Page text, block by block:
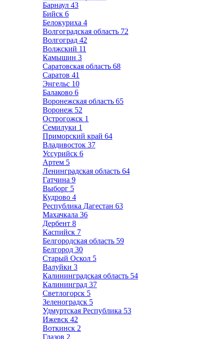
Барнаул 43
Бийск 6
Белокуриха 4
Волгоградская область 72
Волгоград 42
Волжский 11
Камышин 3
Саратовская область 68
Саратов 41
Энгельс 10
Балаково 6
Воронежская область 65
Воронеж 52
Острогожск 1
Семилуки 1
Приморский край 64
Владивосток 37
Уссурийск 6
Артем 5
Ленинградская область 64
Гатчина 9
Выборг 5
Кудрово 4
Республика Дагестан 63
Махачкала 36
Дербент 8
Каспийск 7
Белгородская область 59
Белгород 30
Старый Оскол 5
Валуйки 3
Калининградская область 54
Калининград 37
Светлогорск 5
Зеленоградск 5
Удмуртская Республика 53
Ижевск 42
Воткинск 2
Глазов 2